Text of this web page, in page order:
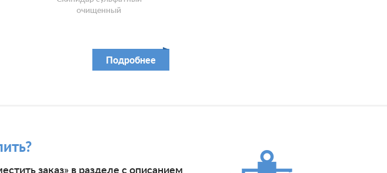
очищенный
Подробнее
заказ» в разделе с описанием